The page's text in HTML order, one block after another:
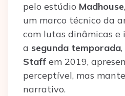
pelo estúdio Madhouse
um marco técnico da
com lutas dinâmicas e
a segunda temporada
Staff em 2019,
perceptível, mas
narrativo.